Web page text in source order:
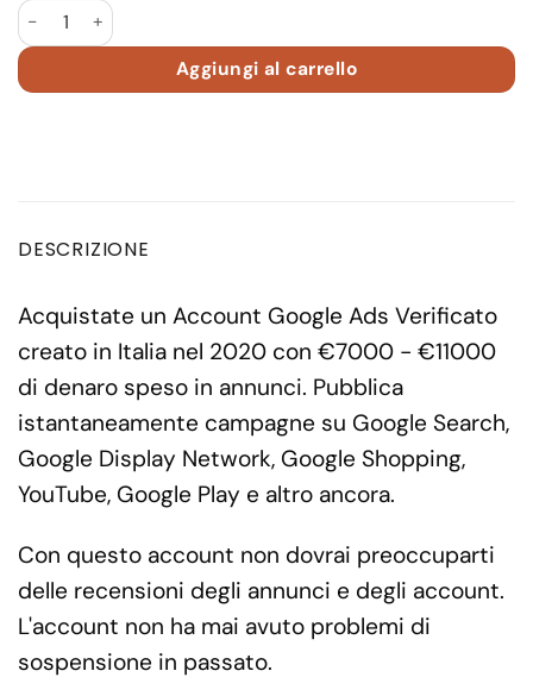
Google Ads Account 2020 IT Spent €7000 - €11000 quantità
Aggiungi al carrello
DESCRIZIONE
Acquistate un Account Google Ads Verificato
creato in Italia nel 2020 con €7000 - €11000
di denaro speso in annunci. Pubblica
istantaneamente campagne su Google Search,
Google Display Network, Google Shopping,
YouTube, Google Play e altro ancora.
Con questo account non dovrai preoccuparti
delle recensioni degli annunci e degli account.
L'account non ha mai avuto problemi di
sospensione in passato.